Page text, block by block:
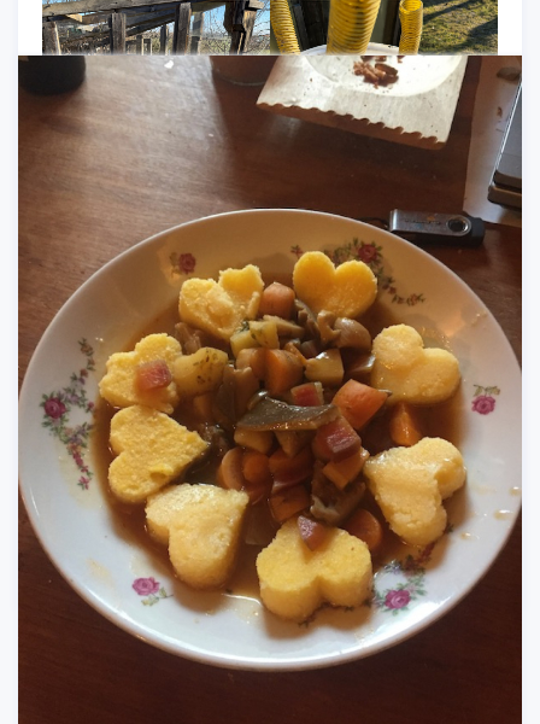
A co ty plasty? V přírodní zahradě? Bereme to jako
experiment. Nechceme se plasty zahrnout, ale slouží v
určitých oblastech lépe než čistě přírodní materiály.
Hold vše se z hlíny uplácat nedá. Tedy dá, ale životnost
je bídná.
Tak přejeme Berdíkovi úspěšnou sezónu a budeme
sbírat nejen plody, ale i fotky do příběhu.
Jídlo Zahradničení-02/18/2024